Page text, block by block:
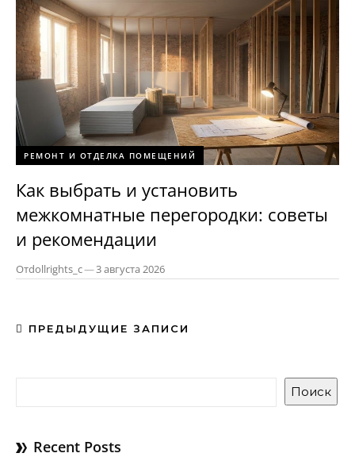
РЕМОНТ И ОТДЕЛКА ПОМЕЩЕНИЙ
Как выбрать и установить
межкомнатные перегородки: советы
и рекомендации
Отdollrights_c—3 августа 2026
ПРЕДЫДУЩИЕ ЗАПИСИ
Поиск
Recent Posts